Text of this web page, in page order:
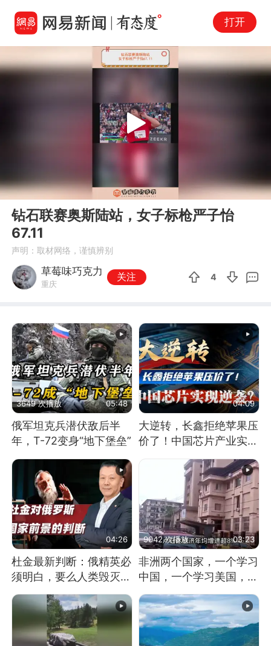
打开
00:00 00:45
Play
钻石联赛奥斯陆站，女子标枪严子怡
67.11
声明：取材网络，谨慎辨别
草莓味巧克力
重庆
关注 4
3649 次播放 05:48
俄军坦克兵潜伏敌后半
年，T-72变身“地下堡垒”
04:09
大逆转，长鑫拒绝苹果压
价了！中国芯片产业实现
04:26
杜金最新判断：俄精英必
须明白，要么人类毁灭，
要么俄毁灭
9042 次播放 03:23
非洲两个国家，一个学习
中国，一个学习美国，结
果怎么样了？